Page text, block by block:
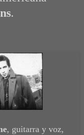
.
, guitarra y voz,